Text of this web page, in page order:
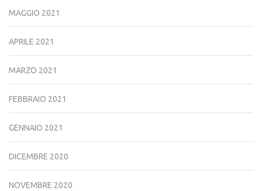
MAGGIO 2021
APRILE 2021
MARZO 2021
FEBBRAIO 2021
GENNAIO 2021
DICEMBRE 2020
NOVEMBRE 2020